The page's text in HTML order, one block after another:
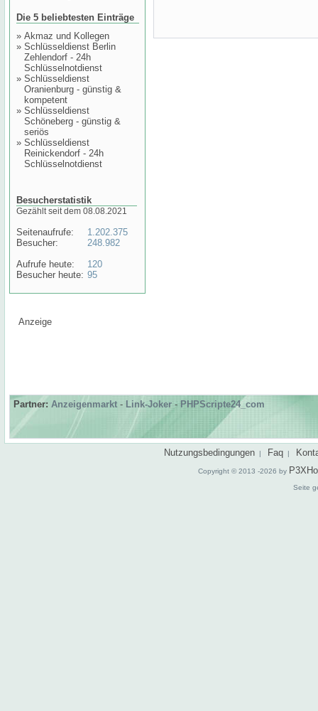
Die 5 beliebtesten Einträge
» Akmaz und Kollegen
» Schlüsseldienst Berlin
Zehlendorf - 24h
Schlüsselnotdienst
» Schlüsseldienst
Oranienburg - günstig &
kompetent
» Schlüsseldienst
Schöneberg - günstig &
seriös
» Schlüsseldienst
Reinickendorf - 24h
Schlüsselnotdienst
Besucherstatistik
Gezählt seit dem 08.08.2021
Seitenaufrufe:
Besucher:
Aufrufe heute:
Besucher heute:
1.202.375
248.982
120
95
Anzeige
Partner: Anzeigenmarkt - Link-Joker - PHPScripte24_com
Nutzungsbedingungen | Faq |
Copyright © 2013 -2026 by
Seite